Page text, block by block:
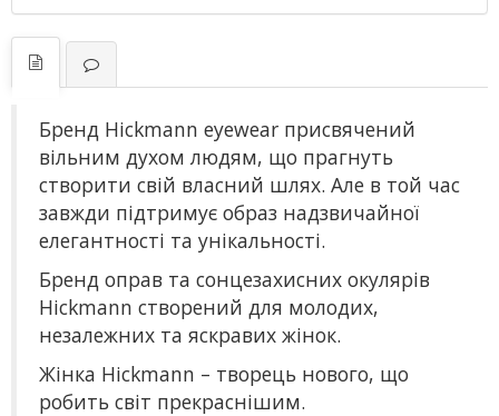
Бренд Hickmann eyewear присвячений
вільним духом людям, що прагнуть
створити свій власний шлях. Але в той час
завжди підтримує образ надзвичайної
елегантності та унікальності.
Бренд оправ та сонцезахисних окулярів
Hickmann створений для молодих,
незалежних та яскравих жінок.
Жінка Hickmann – творець нового, що
робить світ прекраснішим.